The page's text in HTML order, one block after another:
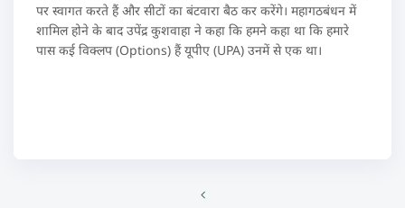
पर स्वागत करते हैं और सीटों का बंटवारा बैठ कर करेंगे। महागठबंधन में
शामिल होने के बाद उपेंद्र कुशवाहा ने कहा कि हमने कहा था कि हमारे
पास कई विक्लप (Options) हैं यूपीए (UPA) उनमें से एक था।